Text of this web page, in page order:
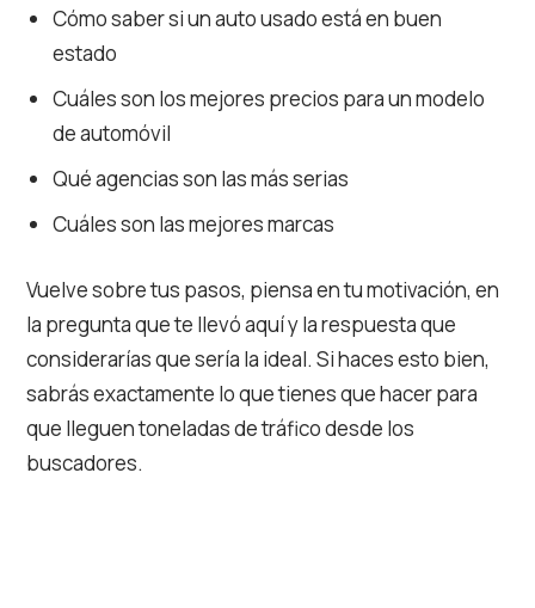
Cómo saber si un auto usado está en buen
estado
Cuáles son los mejores precios para un modelo
de automóvil
Qué agencias son las más serias
Cuáles son las mejores marcas
Vuelve sobre tus pasos, piensa en tu motivación, en
la pregunta que te llevó aquí y la respuesta que
considerarías que sería la ideal. Si haces esto bien,
sabrás exactamente lo que tienes que hacer para
que lleguen toneladas de tráfico desde los
buscadores.